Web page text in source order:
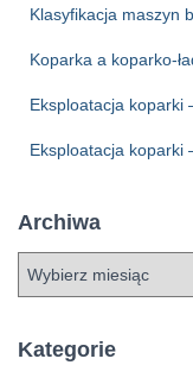
Klasyfikacja maszyn
Koparka a koparko-
Eksploatacja koparki
Eksploatacja koparki
Archiwa
h
Kategorie